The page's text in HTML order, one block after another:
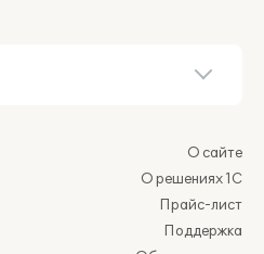
О сайте
О решениях 1С
Прайс-лист
Поддержка